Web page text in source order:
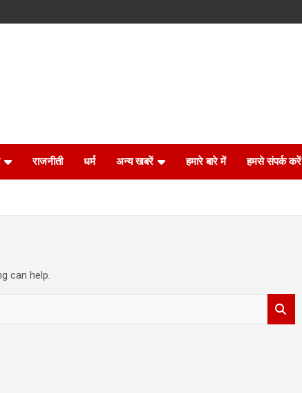
राजनीती धर्म अन्य खबरें हमारे बारे में हमसे संपर्क करें
can help.